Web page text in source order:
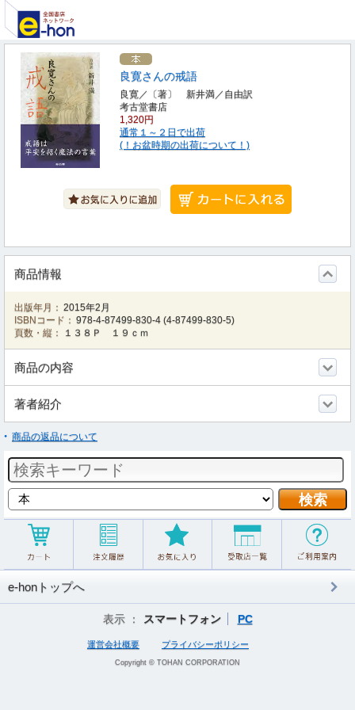
良寛さんの戒語
良寛／〔著〕 新井満／自由訳
考古堂書店
1,320円
通常１～２日で出荷
(！お盆時期の出荷について！)
商品情報
出版年月： 2015年2月
ISBNコード： 978-4-87499-830-4 (4-87499-830-5)
頁数・縦：
１３８Ｐ １９ｃｍ
商品の内容
著者紹介
商品の返品について
e-honトップへ
表示 ： スマートフォン PC
運営会社概要 プライバシーポリシー
Copyright © TOHAN CORPORATION